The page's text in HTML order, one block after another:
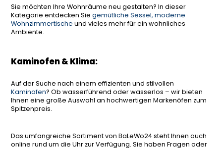
Sie möchten Ihre Wohnräume neu gestalten? In dieser
Kategorie entdecken Siegemütliche Sessel, moderne
Wohnzimmertische und vieles mehr für ein wohnliches
Ambiente.
Kaminofen & Klima:
Auf der Suche nach einem effizienten und stilvollen
Kaminofen? Ob wasserführend oder wasserlos – wir bieten
Ihnen eine große Auswahl an hochwertigen Markenöfen zum
Spitzenpreis.
Das umfangreiche Sortiment von BaLeWo24 steht Ihnen auch
online rund um die Uhr zur Verfügung. Sie haben Fragen oder